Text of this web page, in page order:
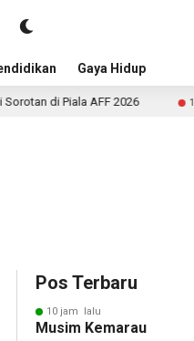
Gaya Hidup
2026 12 jam lalu
Pos Terbaru
10 jam lalu
Musim Kemarau